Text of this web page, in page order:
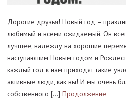
Дорогие друзья! Новый год –
любимый и всеми ожидаемый. Он
лучшее, надежду на хорошие
наступающим Новым годом и
каждый год к нам приходят такие
активные люди, как вы! И мы очень
собственного […] Продолжение